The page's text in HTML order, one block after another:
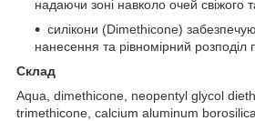
надаючи зоні навколо очей свіжого
силікони (Dimethicone)
нанесення та рівномірний розподіл
Склад
Aqua, dimethicone, neopentyl glycol
trimethicone, calcium aluminum